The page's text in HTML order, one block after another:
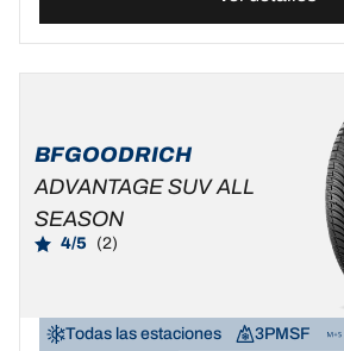
BFGOODRICH
ADVANTAGE SUV ALL
SEASON
4/5 (2)
Todas las estaciones 3PMSF